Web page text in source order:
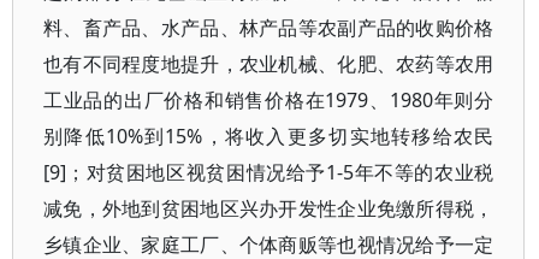
料、畜产品、水产品、林产品等农副产品的收购价格
也有不同程度地提升，农业机械、化肥、农药等农用
工业品的出厂价格和销售价格在1979、1980年则分
别降低10%到15%，将收入更多切实地转移给农民
[9]；对贫困地区视贫困情况给予1-5年不等的农业税
减免，外地到贫困地区兴办开发性企业免缴所得税，
乡镇企业、家庭工厂、个体商贩等也视情况给予一定